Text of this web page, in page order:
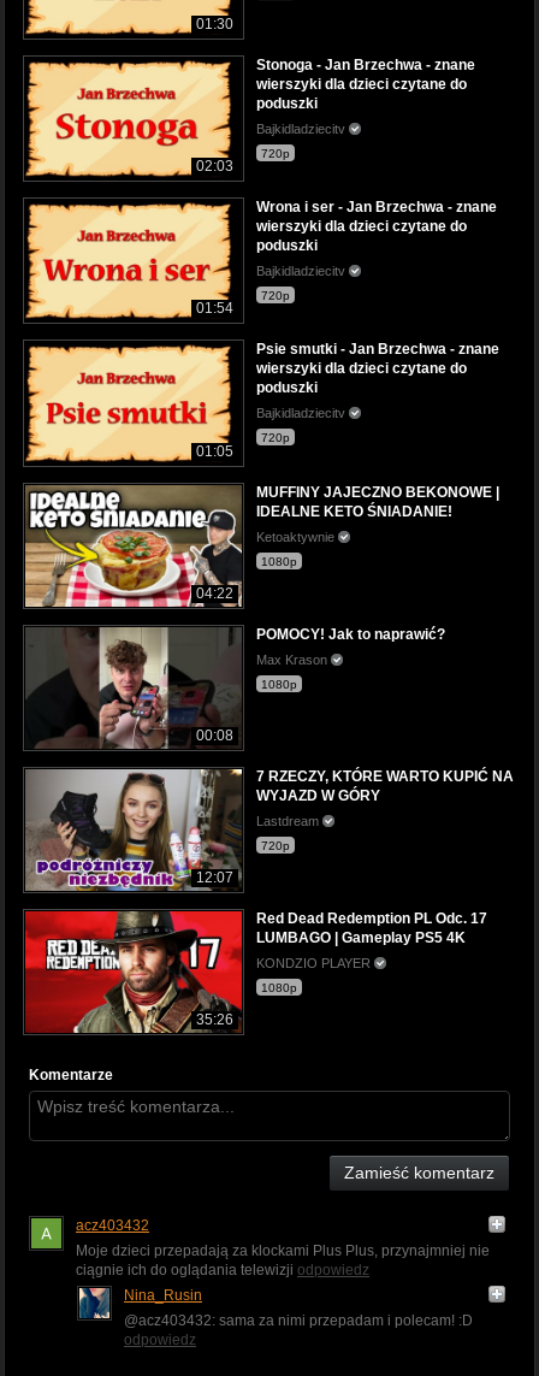
01:30
02:03
Stonoga - Jan Brzechwa - znane
wierszyki dla dzieci czytane do
poduszki
Bajkidladziecitv
720p
01:54
Wrona i ser - Jan Brzechwa - znane
wierszyki dla dzieci czytane do
poduszki
Bajkidladziecitv
720p
01:05
Psie smutki - Jan Brzechwa - znane
wierszyki dla dzieci czytane do
poduszki
Bajkidladziecitv
720p
04:22
MUFFINY JAJECZNO BEKONOWE |
IDEALNE KETO ŚNIADANIE!
Ketoaktywnie
1080p
00:08
POMOCY! Jak to naprawić?
Max Krason
1080p
12:07
7 RZECZY, KTÓRE WARTO KUPIĆ NA
WYJAZD W GÓRY
Lastdream
720p
35:26
Red Dead Redemption PL Odc. 17
LUMBAGO | Gameplay PS5 4K
KONDZIO PLAYER
1080p
Komentarze
Zamieść komentarz
acz403432
Moje dzieci przepadają za klockami Plus Plus, przynajmniej nie
ciągnie ich do oglądania telewizji odpowiedz
Nina_Rusin
@acz403432: sama za nimi przepadam i polecam! :D
odpowiedz